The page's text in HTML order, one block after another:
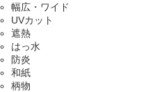
幅広・ワイド
UVカット
遮熱
はっ水
防炎
和紙
柄物